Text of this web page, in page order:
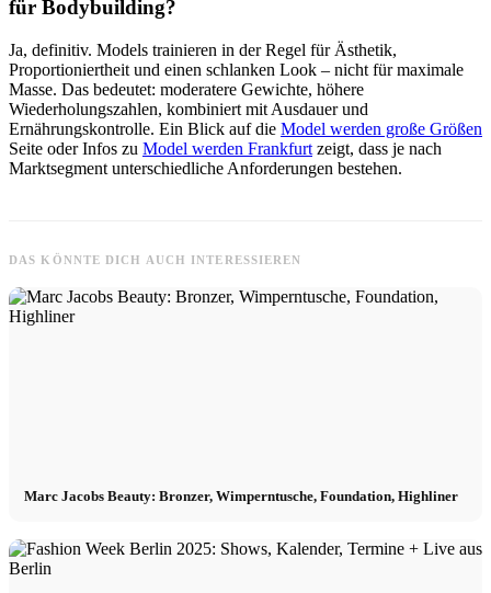
für Bodybuilding?
Ja, definitiv. Models trainieren in der Regel für Ästhetik,
Proportioniertheit und einen schlanken Look – nicht für maximale
Masse. Das bedeutet: moderatere Gewichte, höhere
Wiederholungszahlen, kombiniert mit Ausdauer und
Ernährungskontrolle. Ein Blick auf die Model werden große Größen
Seite oder Infos zu Model werden Frankfurt zeigt, dass je nach
Marktsegment unterschiedliche Anforderungen bestehen.
DAS KÖNNTE DICH AUCH INTERESSIEREN
Marc Jacobs Beauty: Bronzer, Wimperntusche, Foundation, Highliner